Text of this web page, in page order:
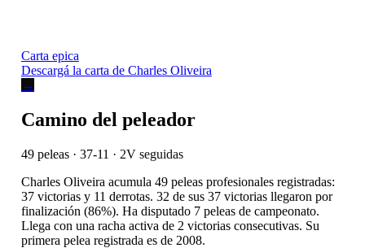
Carta epica
Descargá la carta de Charles Oliveira
→
Camino del peleador
49 peleas · 37-11 · 2V seguidas
Charles Oliveira acumula 49 peleas profesionales registradas:
37 victorias y 11 derrotas. 32 de sus 37 victorias llegaron por
finalización (86%). Ha disputado 7 peleas de campeonato.
Llega con una racha activa de 2 victorias consecutivas. Su
primera pelea registrada es de 2008.